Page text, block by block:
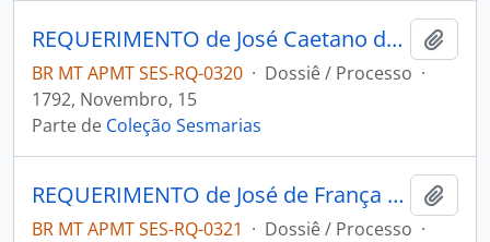
REQUERIMENTO de José Caetano da Silva ao Governador e Capitão-General da Capitania de Mato Grosso João de Albuquerque de Melo Pereira e Cáceres.
BR MT APMT SES-RQ-0320 · Dossiê / Processo ·
1792, Novembro, 15
Parte de Coleção Sesmarias
REQUERIMENTO de José de França e Silva ao Governador e Capitão-General da Capitania de Mato Grosso João de Albuquerque de Melo Pereira e Cáceres.
BR MT APMT SES-RQ-0321 · Dossiê / Processo ·